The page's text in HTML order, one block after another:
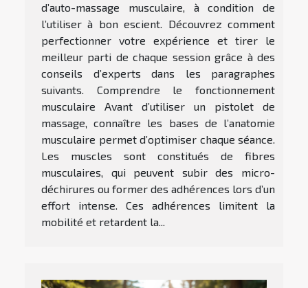
d’auto-massage musculaire, à condition de
l’utiliser à bon escient. Découvrez comment
perfectionner votre expérience et tirer le
meilleur parti de chaque session grâce à des
conseils d’experts dans les paragraphes
suivants. Comprendre le fonctionnement
musculaire Avant d’utiliser un pistolet de
massage, connaître les bases de l’anatomie
musculaire permet d’optimiser chaque séance.
Les muscles sont constitués de fibres
musculaires, qui peuvent subir des micro-
déchirures ou former des adhérences lors d’un
effort intense. Ces adhérences limitent la
mobilité et retardent la...